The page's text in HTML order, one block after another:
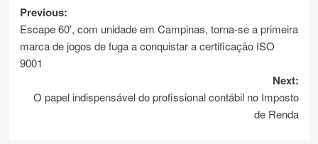
Post
navigation
Previous:
Escape 60′, com unidade em Campinas, torna-se a primeira
marca de jogos de fuga a conquistar a certificação ISO
9001
Next:
O papel indispensável do profissional contábil no Imposto
de Renda